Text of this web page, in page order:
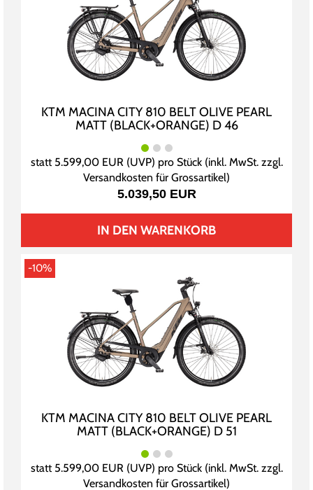
KTM MACINA CITY 810 BELT OLIVE PEARL
MATT (BLACK+ORANGE) D 46
statt 5.599,00 EUR(UVP) pro Stück (inkl. MwSt. zzgl.
Versandkosten für Grossartikel)
5.039,50 EUR
IN DEN WARENKORB
-10%
KTM MACINA CITY 810 BELT OLIVE PEARL
MATT (BLACK+ORANGE) D 51
statt 5.599,00 EUR(UVP) pro Stück (inkl. MwSt. zzgl.
Versandkosten für Grossartikel)